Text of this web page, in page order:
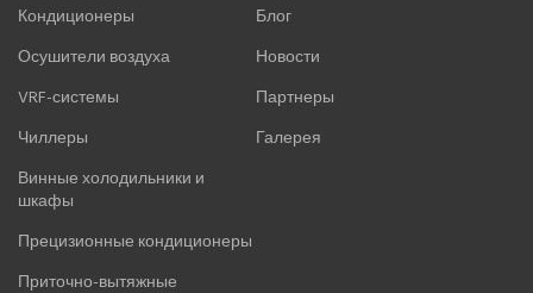
Кондиционеры
Осушители воздуха
VRF-системы
Чиллеры
Винные холодильники и
шкафы
Прецизионные кондиционеры
Приточно-вытяжные
Блог
Новости
Партнеры
Галерея